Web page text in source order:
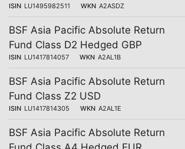
ISIN LU1495982511 WKN A2ASDZ
BSF Asia Pacific Absolute Return
Fund Class D2 Hedged GBP
ISIN LU1417814057 WKN A2AL1B
BSF Asia Pacific Absolute Return
Fund Class Z2 USD
ISIN LU1417814305 WKN A2AL1E
BSF Asia Pacific Absolute Return